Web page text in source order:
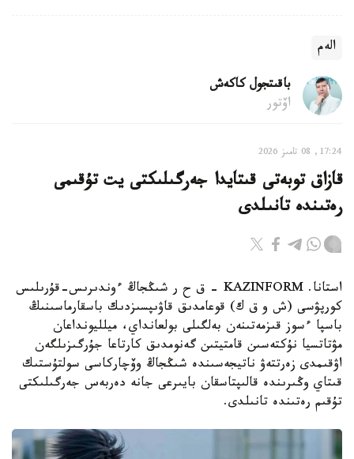
الەم
باقىتجول كاكەش
اۆتور
17:24, 08 تامىز 2026
قازاق توبەتى قىتايدا جەرگىلىكتى يت تۇقىمى
رەتىندە تانىلدى
استانا. KAZINFORM – ق ح ر شىڭجاڭ ءوندىرىس-قۇرىلىس
كورپۋسى (ش و ق ك) قوعامدىق قاۋىپسىزدىك باسقارماسىنىڭ
باسپا ءسوز قىزمەتىنەن بەلگىلى بولعانداي، ميلليونداعان
مۋتاتسيا نۇكتەسىن قامتيتىن گەنومدىق كارتاعا جۇرگىزىلگەن
اۋقىمدى زەرتتەۋ ناتيجەسىندە شىڭجاڭ وۆچاركاسى سولتۇستىك
قىتاي وڭىرىندە قالىپتاسقان بايىرعى جانە دەربەس جەرگىلىكتى
تۇقىم رەتىندە تانىلدى.